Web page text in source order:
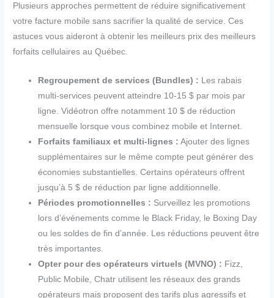
Plusieurs approches permettent de réduire significativement
votre facture mobile sans sacrifier la qualité de service. Ces
astuces vous aideront à obtenir les meilleurs prix des meilleurs
forfaits cellulaires au Québec.
Regroupement de services (Bundles) : Les rabais
multi-services peuvent atteindre 10-15 $ par mois par
ligne. Vidéotron offre notamment 10 $ de réduction
mensuelle lorsque vous combinez mobile et Internet.
Forfaits familiaux et multi-lignes : Ajouter des lignes
supplémentaires sur le même compte peut générer des
économies substantielles. Certains opérateurs offrent
jusqu’à 5 $ de réduction par ligne additionnelle.
Périodes promotionnelles : Surveillez les promotions
lors d’événements comme le Black Friday, le Boxing Day
ou les soldes de fin d’année. Les réductions peuvent être
très importantes.
Opter pour des opérateurs virtuels (MVNO) : Fizz,
Public Mobile, Chatr utilisent les réseaux des grands
opérateurs mais proposent des tarifs plus agressifs et